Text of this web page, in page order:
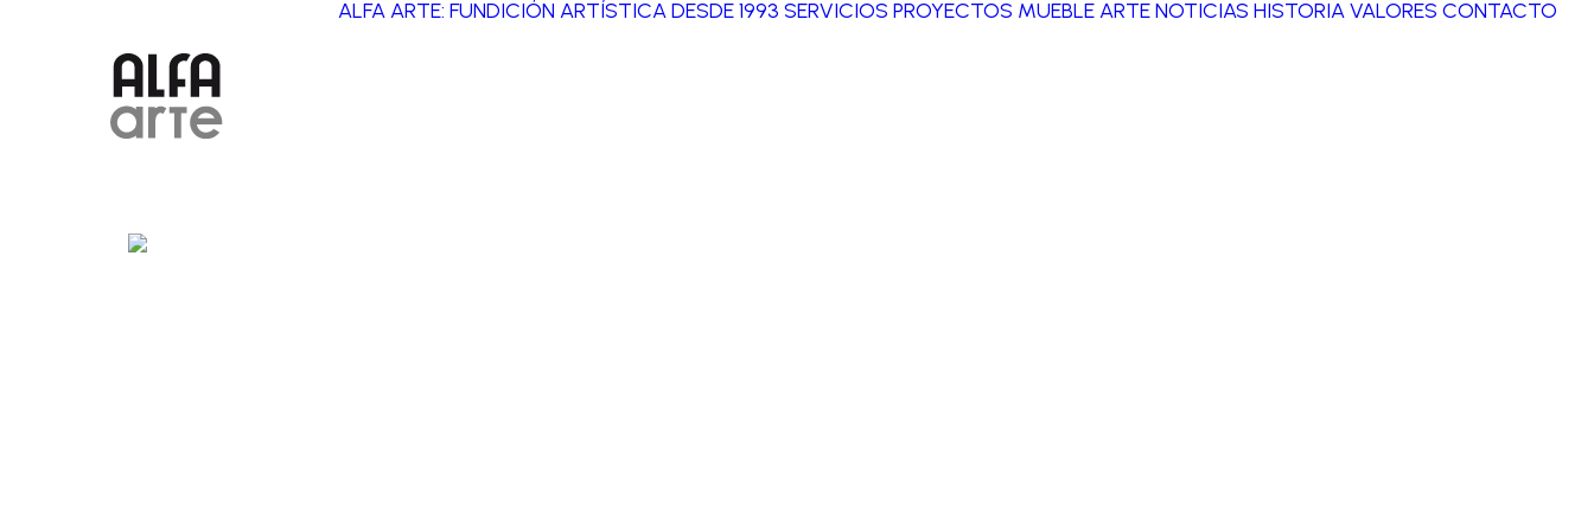
ALFA ARTE: FUNDICIÓN ARTÍSTICA DESDE 1993 SERVICIOS PROYECTOS MUEBLE ARTENOTICIAS HISTORIAVALORES CONTACTO